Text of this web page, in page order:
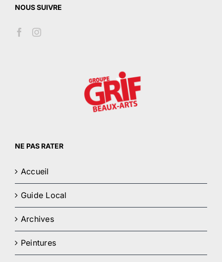
NOUS SUIVRE
NE PAS RATER
Accueil
Guide Local
Archives
Peintures